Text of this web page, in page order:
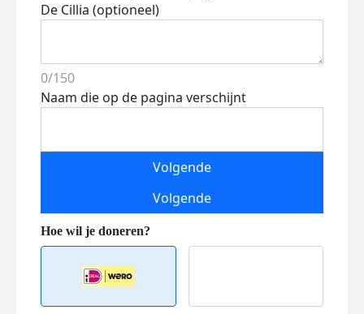
De Cillia (optioneel)
0/150
Naam die op de pagina verschijnt
Volgende
Volgende